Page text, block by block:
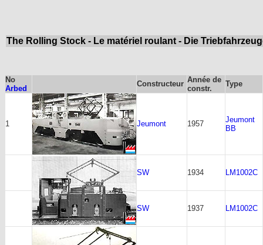
The Rolling Stock - Le matériel roulant - Die
No
Arbed
Constructeur Année de
constr.
Type
1 Jeumont 1957
Jeumont
BB
SW 1934 LM1002C
SW 1937 LM1002C